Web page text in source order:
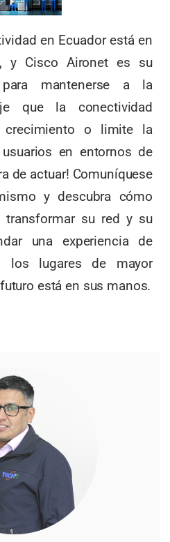
en Ecuador está en
y Cisco Aironet es su
mantenerse a la
que la conectividad
crecimiento o limite la
en entornos de
de actuar! Comuníquese
y descubra cómo
transformar su red y su
una experiencia de
los lugares de mayor
está en sus manos.